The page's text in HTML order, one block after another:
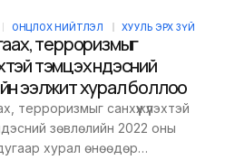
ОНЦЛОХ НИЙТЛЭЛ ХУУЛЬ ЭРХ ЗҮЙ
терроризмыг
тэмцэх үндэсний
ээлжит хурал боллоо
терроризмыг санхүүжүүлэхтэй
зөвлөлийн 2022 оны
хурал өнөөдөр…